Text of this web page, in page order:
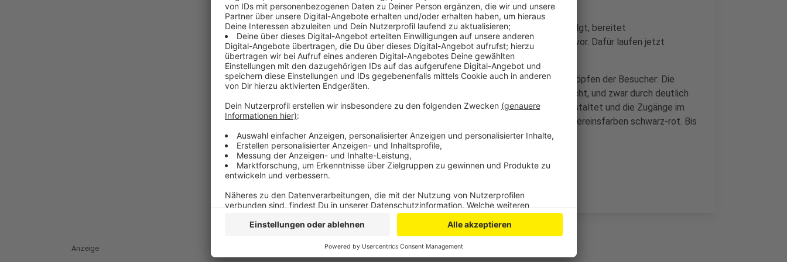
Und auch wenn der Neustart zunächst nur mit Geisterspielen erfolgt, bereitet
sich der Verein bereits auf die Rückkehr der Fans in die BayArena vor. Dafür laufen jetzt
mehrere Umbau- und Verschönerungsmaßnahmen.
Die größte sichtbare Veränderung befindet sich direkt über den Köpfen der Besucher: Die
Anzeigetafeln auf der Süd- und der Nordseite werden ausgetauscht, und zwar durch deutlich
größere. Außerdem wird der Behindertenbereich komfortabler gestaltet und die Zugänge im
Ostbereich der BayArena erhalten einen neuen Anstrich – in den Vereinsfarben schwarz-rot. Bis
Ende August sollen die Arbeiten abgeschlossen sein.
Anzeige
Anzeige